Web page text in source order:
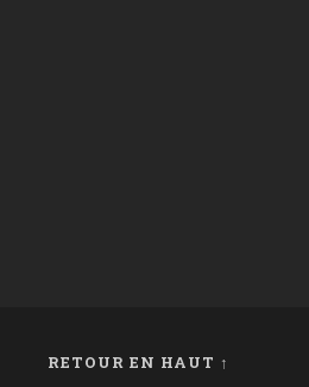
RETOUR EN HAUT ↑